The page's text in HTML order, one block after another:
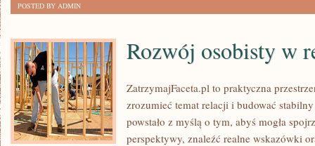
POSTED BY ADMIN
Rozwój osobisty w
ZatrzymajFaceta.pl to praktyczna
zrozumieć temat relacji i budować
powstało z myślą o tym, abyś mogła
perspektywy, znaleźć realne wskazówki